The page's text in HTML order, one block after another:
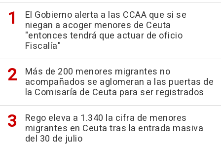
El Gobierno alerta a las CCAA que si se
niegan a acoger menores de Ceuta
"entonces tendrá que actuar de oficio
Fiscalía"
Más de 200 menores migrantes no
acompañados se aglomeran a las puertas de
la Comisaría de Ceuta para ser registrados
Rego eleva a 1.340 la cifra de menores
migrantes en Ceuta tras la entrada masiva
del 30 de julio